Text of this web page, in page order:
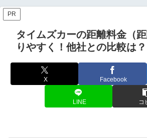
PR
タイムズカーの距離料金（
りやすく！他社との比較は？
X Facebook
LINE コ